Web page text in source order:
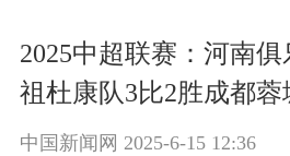
2025中超联赛：河南俱
祖杜康队3比2胜成都蓉
中国新闻网 2025-6-15 12:36